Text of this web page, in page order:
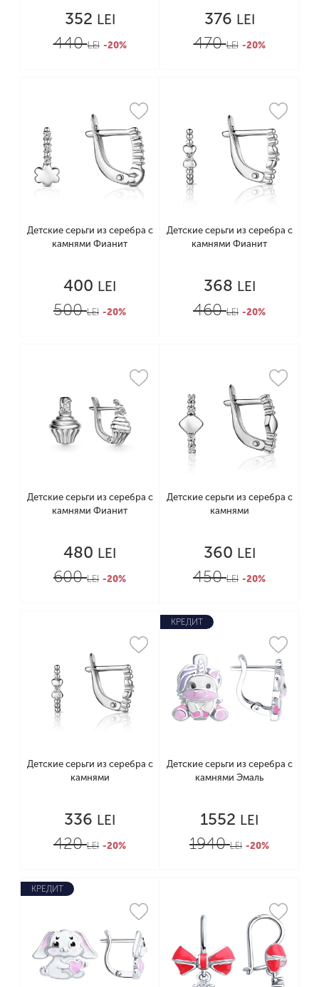
352 LEI
440LEI -20%
376 LEI
470LEI -20%
Детские серьги из серебра с
камнями Фианит
400 LEI
500LEI -20%
Детские серьги из серебра с
камнями Фианит
368 LEI
460LEI -20%
Детские серьги из серебра с
камнями Фианит
480 LEI
600LEI -20%
Детские серьги из серебра с
камнями
360 LEI
450LEI -20%
Детские серьги из серебра с
камнями
336 LEI
420LEI -20%
КРЕДИТ
Детские серьги из серебра с
камнями Эмаль
1552 LEI
1940LEI -20%
КРЕДИТ